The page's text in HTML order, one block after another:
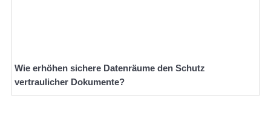
Wie erhöhen sichere Datenräume den Schutz
vertraulicher Dokumente?